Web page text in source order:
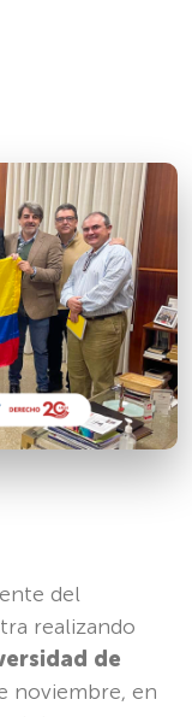
del
realizando
de
noviembre, en